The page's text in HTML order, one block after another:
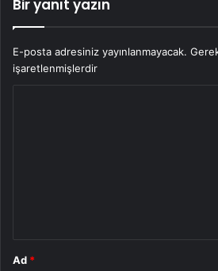
Bir yanıt yazın
E-posta adresiniz yayınlanmayacak.
işaretlenmişlerdir
Ad *